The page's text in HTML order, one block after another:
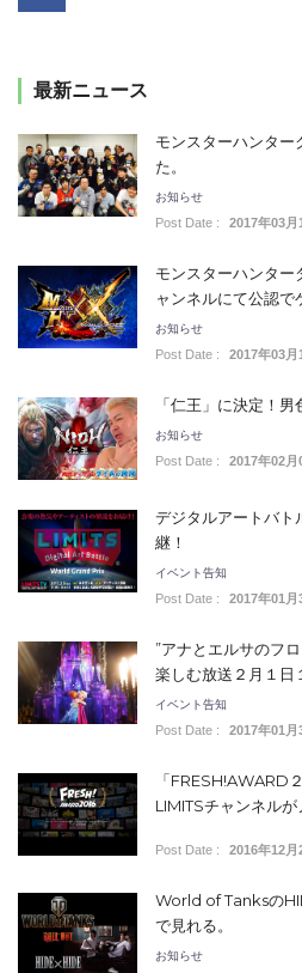
最新ニュース
モンスターハンター
た。
お知らせ
Post Date : 2017年03月
モンスターハンター
ャンネルにて公認で
お知らせ
Post Date : 2017年03月
「仁王」に決定！男
お知らせ
Post Date : 2017年02月
デジタルアートバト
継！
イベント告知
Post Date : 2017年01月
”アナとエルサのフ
楽しむ放送２月１
イベント告知
Post Date : 2017年01月
「FRESH!AWARD
LIMITSチャンネルが
Post Date : 2016年12月
World of Tanksの
で見れる。
お知らせ